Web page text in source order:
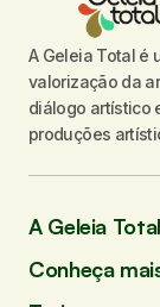
A Geleia Total é
valorização da
diálogo artístico
produções
A Geleia Total
Conheça